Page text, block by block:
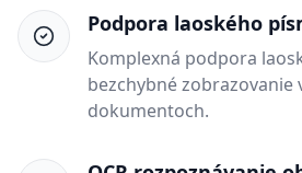
Podpora laoského
Komplexná podpora
bezchybné zobrazovanie
dokumentoch.